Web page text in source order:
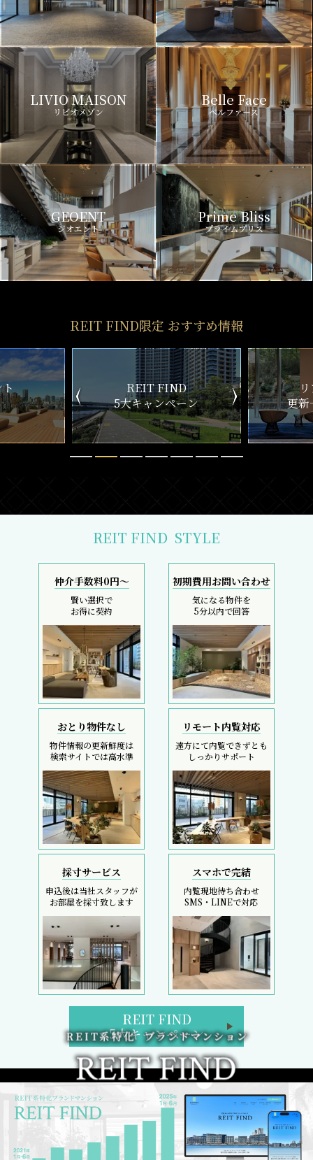
LIVIO MAISON
リビオメゾン
Belle Face
ベルファース
GEOENT
ジオエント
Prime Bliss
プライムブリス
REIT FIND限定 おすすめ情報
ン
リアルタイム
更新一覧チェック
新
REIT FIND STYLE
仲介手数料0円～
賢い選択で
お得に契約
初期費用お問い合わせ
気になる物件を
5分以内で回答
おとり物件なし
物件情報の更新鮮度は
検索サイトでは高水準
リモート内覧対応
遠方にて内覧できずとも
しっかりサポート
採寸サービス
申込後は当社スタッフが
お部屋を採寸致します
スマホで完結
内覧現地待ち合わせ
SMS・LINEで対応
REIT FIND
5大キャンペーン